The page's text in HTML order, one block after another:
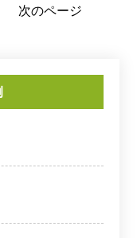
次のページ